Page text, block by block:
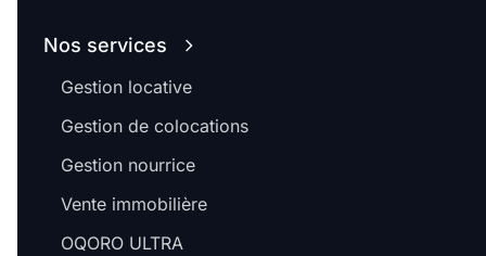
Nos services
Gestion locative
Gestion de colocations
Gestion nourrice
Vente immobilière
OQORO ULTRA